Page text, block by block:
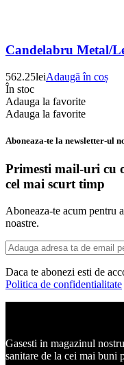
Candelabru Metal/
562.25leiAdaugă în coș
În stoc
Adauga la favorite
Adauga la favorite
Aboneaza-te la newsletter-ul
Primesti mail-uri cu
cel mai scurt timp
Aboneaza-te acum pentru
noastre.
Daca te abonezi esti de
Politica de confidentialitate
Gasesti in magazinul
sanitare de la cei mai buni